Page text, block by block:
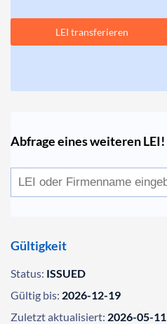
LEI transferieren
Abfrage eines weiteren LEI!
Gültigkeit
Status: ISSUED
Gültig bis: 2026-12-19
Zuletzt aktualisiert: 2026-05-11